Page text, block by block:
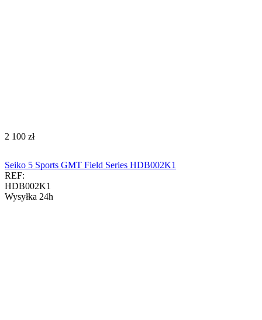
‍2 100‍ zł
Seiko 5 Sports GMT Field Series HDB002K1
REF:
HDB002K1
Wysyłka 24h